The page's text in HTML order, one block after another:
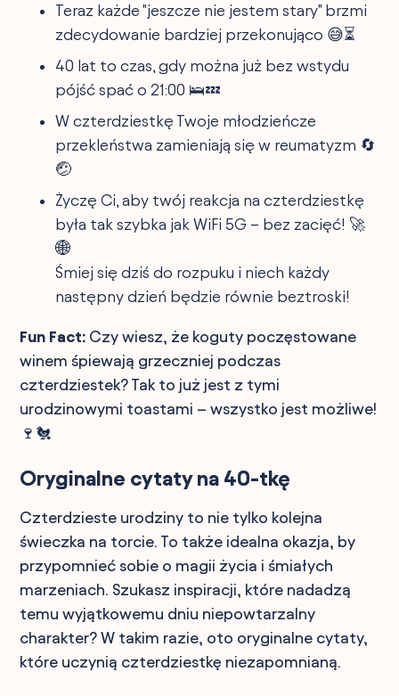
Teraz każde "jeszcze nie jestem stary" brzmi
zdecydowanie bardziej przekonująco 😅⏳
40 lat to czas, gdy można już bez wstydu
pójść spać o 21:00 🛌💤
W czterdziestkę Twoje młodzieńcze
przekleństwa zamieniają się w reumatyzm 🔄
🤕
Życzę Ci, aby twój reakcja na czterdziestkę
była tak szybka jak WiFi 5G – bez zacięć! 🚀
🌐
Śmiej się dziś do rozpuku i niech każdy
następny dzień będzie równie beztroski!
Fun Fact: Czy wiesz, że koguty poczęstowane
winem śpiewają grzeczniej podczas
czterdziestek? Tak to już jest z tymi
urodzinowymi toastami – wszystko jest możliwe!
🍷🐔
Oryginalne cytaty na 40-tkę
Czterdzieste urodziny to nie tylko kolejna
świeczka na torcie. To także idealna okazja, by
przypomnieć sobie o magii życia i śmiałych
marzeniach. Szukasz inspiracji, które nadadzą
temu wyjątkowemu dniu niepowtarzalny
charakter? W takim razie, oto oryginalne cytaty,
które uczynią czterdziestkę niezapomnianą.